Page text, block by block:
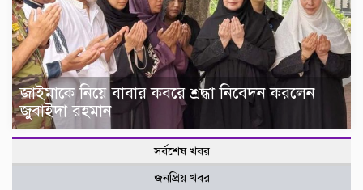
জাইমাকে নিয়ে বাবার কবরে শ্রদ্ধা নিবেদন করলেন
জুবাইদা রহমান
সর্বশেষ খবর
জনপ্রিয় খবর